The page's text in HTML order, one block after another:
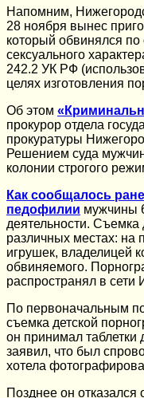
Напомним,
28 ноября вынес
который обвинялся
сексуального
242.2 УК РФ
целях изготовления
Об этом
прокурор отдела
прокуратуры
Решением суда
колонии строгого
Как сообщалось
педофилии мужчины
деятельности. Съемка
различных местах: на
игрушек, владелицей
обвиняемого.
распространял в сети
По первоначальным
съемка детской
он принимал таблетки
заявил, что был
хотела
Позднее он отказался